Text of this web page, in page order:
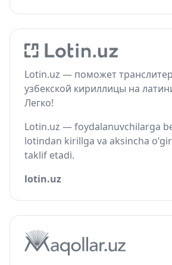
Lotin.uz — поможет
узбекской кириллицы на
Легко!
Lotin.uz — foydalanuvchilarga
lotindan kirillga va aksincha
taklif etadi.
lotin.uz